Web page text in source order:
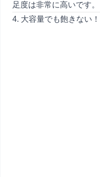
足度は非常に高いです。
4. 大容量でも飽きない